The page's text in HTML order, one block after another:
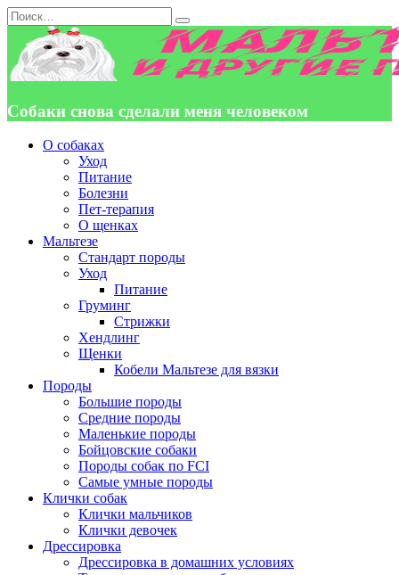
Перейти
к
содержанию
Search
for:
Собаки снова сделали меня человеком
О собаках
Уход
Питание
Болезни
Пет-терапия
О щенках
Мальтезе
Стандарт породы
Уход
Питание
Груминг
Стрижки
Хендлинг
Щенки
Кобели Мальтезе для вязки
Породы
Большие породы
Средние породы
Маленькие породы
Бойцовские собаки
Породы собак по FCI
Самые умные породы
Клички собак
Клички мальчиков
Клички девочек
Дрессировка
Дрессировка в домашних условиях